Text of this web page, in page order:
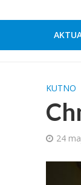
KUTNO
24